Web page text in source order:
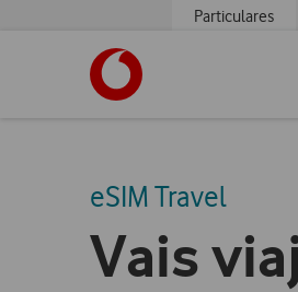
Particulares
eSIM Travel
Vais